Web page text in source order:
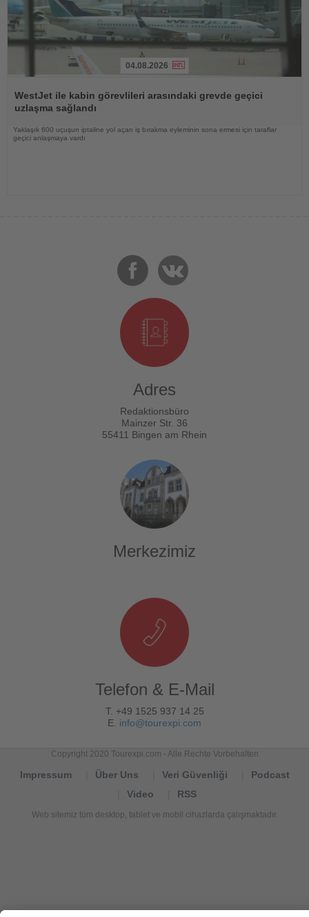
Oku
04.08.2026
WestJet ile kabin görevlileri arasındaki grevde geçici
uzlaşma sağlandı
Yaklaşık 600 uçuşun iptaline yol açan iş bırakma eyleminin sona ermesi için taraflar
geçici anlaşmaya vardı
Adres
Redaktionsbüro
Mainzer Str. 36
55411 Bingen am Rhein
Merkezimiz
Telefon & E-Mail
T. +49 1525 937 14 25
E. info@tourexpi.com
Copyright 2020 Tourexpi.com - Alle Rechte Vorbehalten
Impressum Über Uns Veri Güvenliği
Podcast
Video
RSS
Web sitemiz tüm desktop, tablet ve mobil cihazlarda çalışmaktadır.
noticias